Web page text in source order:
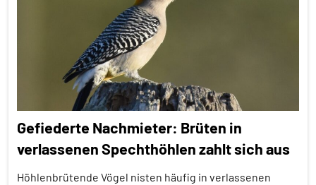
Tiergruppen
aktuell
Fortpflanzung
Insekten
Gefiederte Nachmieter: Brüten in
verlassenen Spechthöhlen zahlt sich aus
Höhlenbrütende Vögel nisten häufig in verlassenen